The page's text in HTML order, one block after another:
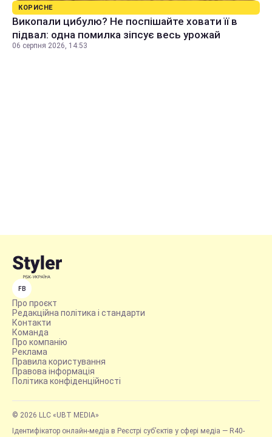
КОРИСНЕ
Викопали цибулю? Не поспішайте ховати її в
підвал: одна помилка зіпсує весь урожай
06 серпня 2026, 14:53
FB
Про проєкт
Редакційна політика і стандарти
Контакти
Команда
Про компанію
Реклама
Правила користування
Правова інформація
Політика конфіденційності
© 2026 LLC «UBT MEDIA»
Ідентифікатор онлайн-медіа в Реєстрі суб’єктів у сфері медіа — R40-